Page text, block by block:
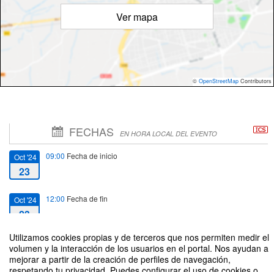
Utilizamos cookies propias y de terceros que nos permiten medir el
volumen y la interacción de los usuarios en el portal. Nos ayudan a
mejorar a partir de la creación de perfiles de navegación,
Ver mapa
© OpenStreetMap Contributors
FECHAS EN HORA LOCAL DEL EVENTO
Oct '24
23
09:00 Fecha de inicio
Oct '24
23
12:00 Fecha de fin